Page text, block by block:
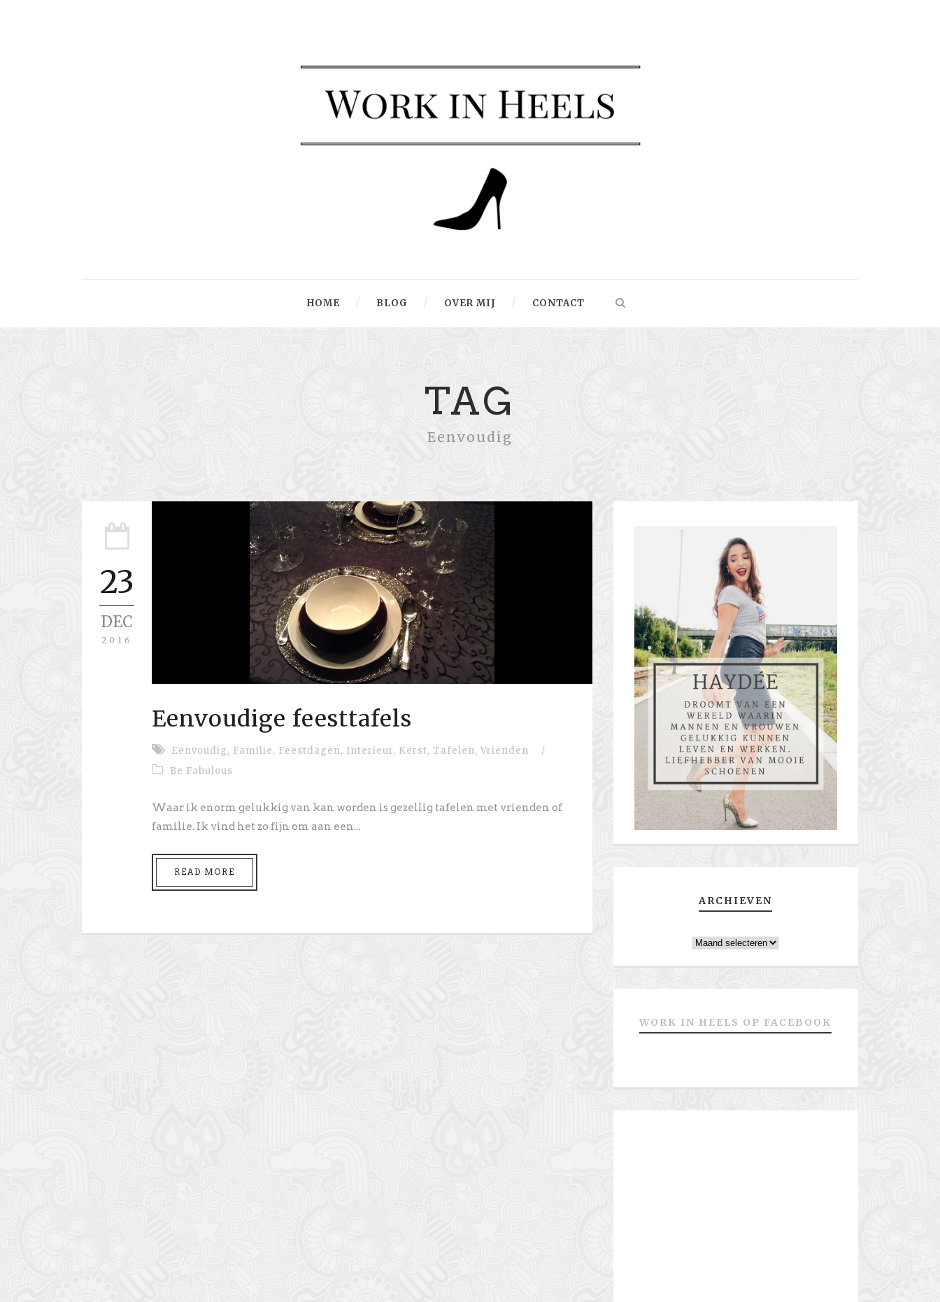
HOME BLOG OVER MIJ CONTACT
TAG
Eenvoudig
23
DEC
2016
Eenvoudige feesttafels
Eenvoudig, Familie, Feestdagen, Interieur, Kerst, Tafelen, Vrienden
/
Be Fabulous
Waar ik enorm gelukkig van kan worden is gezellig tafelen met vrienden of
familie. Ik vind het zo fijn om aan een...
READ MORE
ARCHIEVEN
Archieven
WORK IN HEELS OP FACEBOOK